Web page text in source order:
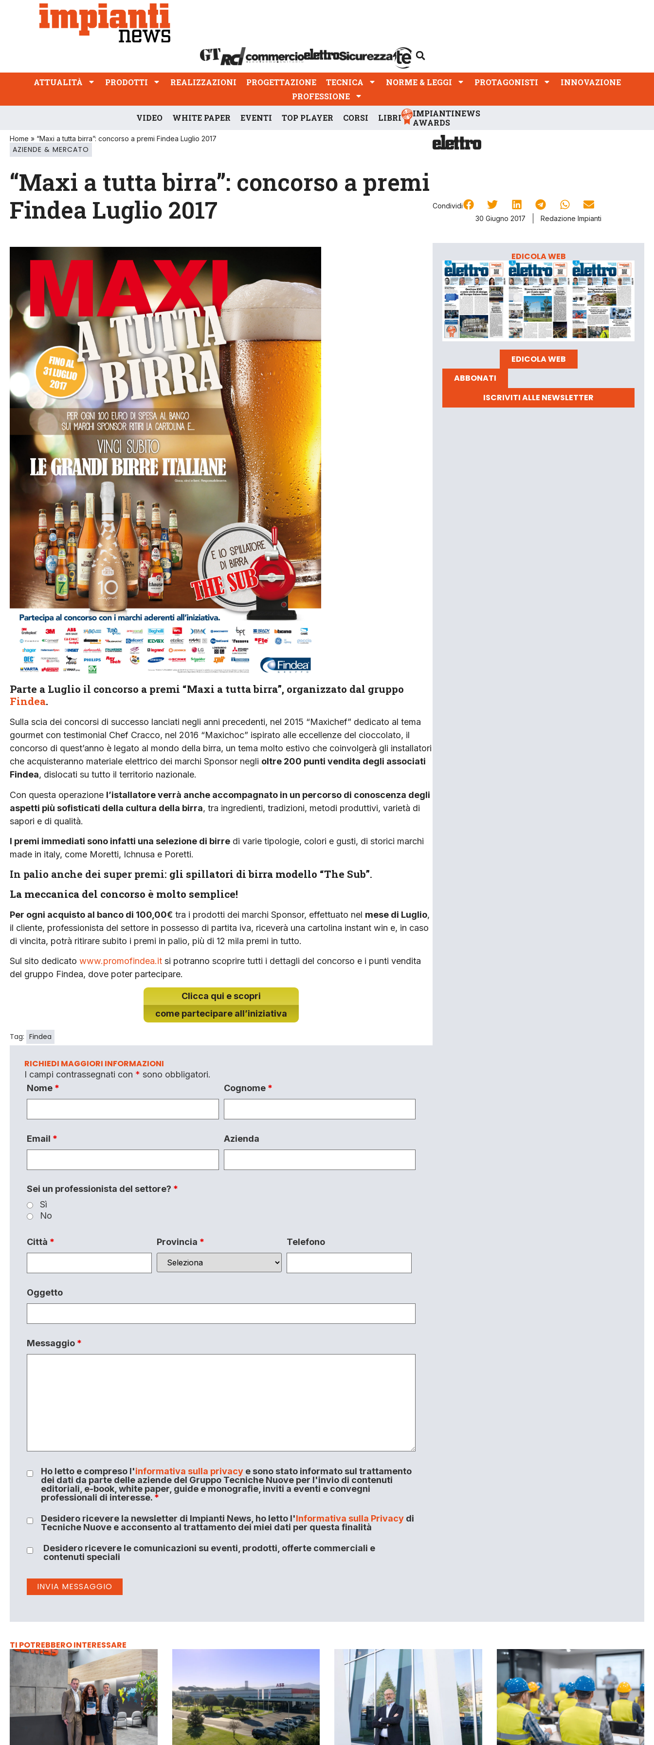
ATTUALITÀ PRODOTTI REALIZZAZIONI
PROFESSIONE
ATTUALITÀ PRODOTTI REALIZZAZIONI PROGETTAZIONE TECNICA NORME & LEGGI PROTAGONISTI
INNOVAZIONE
PROFESSIONE
VIDEO WHITE PAPER EVENTI TOP PLAYER CORSI LIBRI
IMPIANTINEWS
AWARDS
Home » “Maxi a tutta birra”: concorso a premi Findea Luglio 2017
AZIENDE & MERCATO
“Maxi a tutta birra”: concorso a premi
Findea Luglio 2017
Condividi
30 Giugno 2017
Redazione Impianti
Parte a Luglio il concorso a premi “Maxi a tutta birra”, organizzato dal gruppo
Findea.
Sulla scia dei concorsi di successo lanciati negli anni precedenti, nel 2015 “Maxichef” dedicato al tema
gourmet con testimonial Chef Cracco, nel 2016 “Maxichoc” ispirato alle eccellenze del cioccolato, il
concorso di quest’anno è legato al mondo della birra, un tema molto estivo che coinvolgerà gli installatori
che acquisteranno materiale elettrico dei marchi Sponsor negli oltre 200 punti vendita degli associati
Findea, dislocati su tutto il territorio nazionale.
Con questa operazione l’istallatore verrà anche accompagnato in un percorso di conoscenza degli
aspetti più sofisticati della cultura della birra, tra ingredienti, tradizioni, metodi produttivi, varietà di
sapori e di qualità.
I premi immediati sono infatti una selezione di birre di varie tipologie, colori e gusti, di storici marchi
made in italy, come Moretti, Ichnusa e Poretti.
In palio anche dei super premi: gli spillatori di birra modello “The Sub”.
La meccanica del concorso è molto semplice!
Per ogni acquisto al banco di 100,00€ tra i prodotti dei marchi Sponsor, effettuato nel mese di Luglio,
il cliente, professionista del settore in possesso di partita iva, riceverà una cartolina instant win e, in caso
di vincita, potrà ritirare subito i premi in palio, più di 12 mila premi in tutto.
Sul sito dedicato www.promofindea.it si potranno scoprire tutti i dettagli del concorso e i punti vendita
del gruppo Findea, dove poter partecipare.
Clicca qui e scopri
come partecipare all’iniziativa
Tag: Findea
RICHIEDI MAGGIORI INFORMAZIONI
I campi contrassegnati con * sono obbligatori.
Nome * Cognome *
Email * Azienda
Sei un professionista del settore? *
Sì
No
Città * Provincia * Telefono
Oggetto
Messaggio *
Ho letto e compreso l'informativa sulla privacye sono stato informato sul trattamento
dei dati da parte delle aziende del Gruppo Tecniche Nuove per l'invio di contenuti
editoriali, e-book, white paper, guide e monografie, inviti a eventi e convegni
professionali di interesse. *
Desidero ricevere la newsletter di Impianti News, ho letto l'Informativa sulla Privacydi
Tecniche Nuove e acconsento al trattamento dei miei dati per questa finalità
Desidero ricevere le comunicazioni su eventi, prodotti, offerte commerciali e
contenuti speciali
EDICOLA WEB
EDICOLA WEB
ABBONATI
ISCRIVITI ALLE NEWSLETTER
TI POTREBBERO INTERESSARE